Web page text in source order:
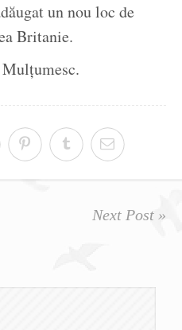
un nou loc de
Britanie.
Next Post »